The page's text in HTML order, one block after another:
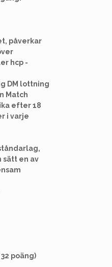
påverkar
hcp -
DM lottning
Match
efter 18
i varje
en av
poäng)